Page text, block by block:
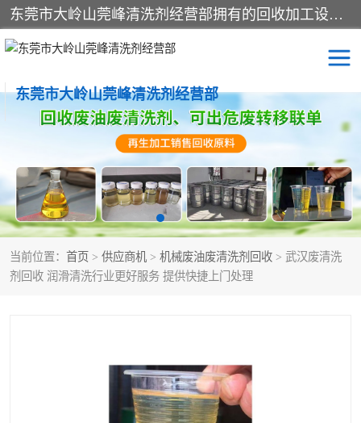
东莞市大岭山莞峰清洗剂经营部拥有的回收加工设备，大量废油回收、废清洗剂回收、废溶剂油回收、机械废油废清洗剂回收、废碳氢回收、碳氢液压油回收、碳氢二氯回收等废清洗剂处理；我们只是提供废旧化工原料的循环使用存放点，执行正规的存放，有正规的回收资质处理。同时我们公司批发零售回收级清洗剂，脱模油再生基础油，质量保证。
东莞市大岭山莞峰清洗剂经营部
当前位置： 首页 > 供应商机 > 机械废油废清洗剂回收 > 武汉废清洗
剂回收 润滑清洗行业更好服务 提供快捷上门处理
废清洗剂回收
废溶剂油回收 机械废油废清洗剂回收
废碳氢回收 碳氢液压油回收
碳氢二氯回收 回收废三四氯乙烯
上门回收废清洗剂